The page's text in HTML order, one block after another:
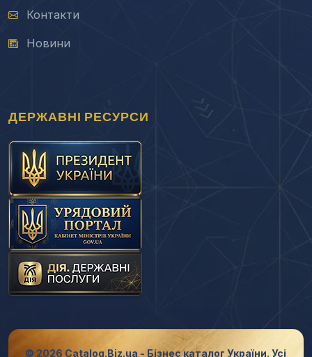
Контакти
Новини
ДЕРЖАВНІ РЕСУРСИ
© 2026 Catalog.Biz.ua - Бізнес каталог України. Усі